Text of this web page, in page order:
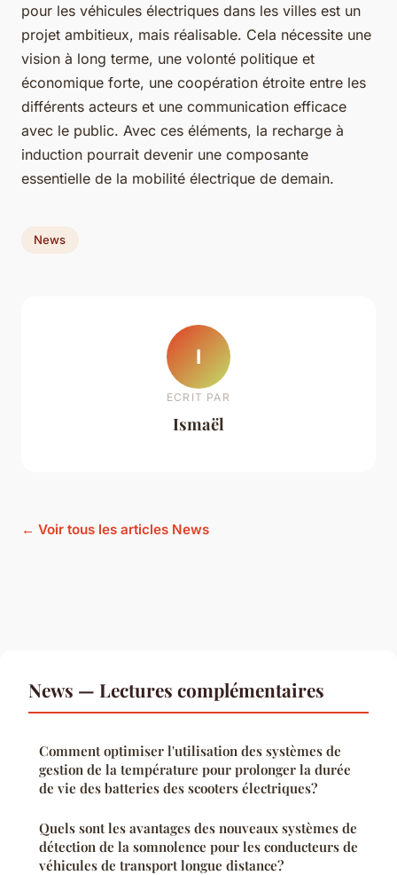
pour les véhicules électriques dans les villes est un
projet ambitieux, mais réalisable. Cela nécessite une
vision à long terme, une volonté politique et
économique forte, une coopération étroite entre les
différents acteurs et une communication efficace
avec le public. Avec ces éléments, la recharge à
induction pourrait devenir une composante
essentielle de la mobilité électrique de demain.
News
I
ECRIT PAR
Ismaël
← Voir tous les articles News
News — Lectures complémentaires
Comment optimiser l'utilisation des systèmes de
gestion de la température pour prolonger la durée
de vie des batteries des scooters électriques?
Quels sont les avantages des nouveaux systèmes de
détection de la somnolence pour les conducteurs de
véhicules de transport longue distance?